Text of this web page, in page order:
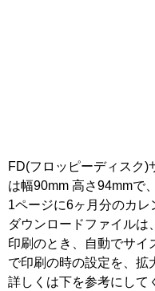
FD(フロッピーディスク)
は幅90mm 高さ94mmで
1ページに6ヶ月分のカレ
ダウンロードファイルは
印刷のとき、自動でサイ
で印刷の時の設定を、拡
詳しくは下を参考にして